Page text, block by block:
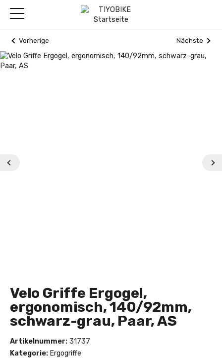
Vorherige Nächste
Velo Griffe Ergogel,
ergonomisch, 140/92mm,
schwarz-grau, Paar, AS
Artikelnummer: 31737
Kategorie: Ergogriffe